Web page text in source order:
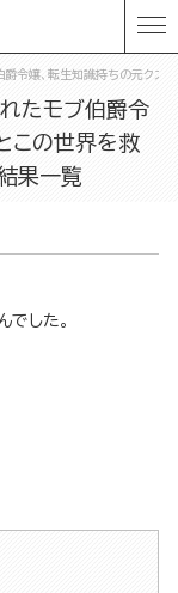
令嬢、転生知識持ちの元クズ
れたモブ伯爵令
この世界を救
果一覧
した。